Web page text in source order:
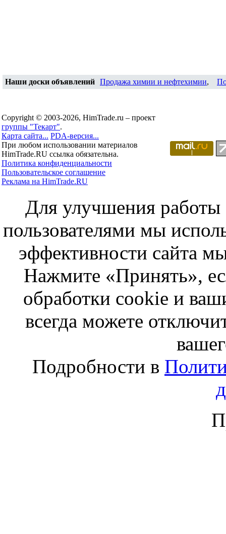
Наши доски объявлений Продажа химии и нефтехимии,
Copyright © 2003-2026, HimTrade.ru – проект
группы "Текарт".
Карта сайта... PDA-версия...
При любом использовании материалов
HimTrade.RU ссылка обязательна.
Политика конфиденциальности
Пользовательское соглашение
Реклама на HimTrade.RU
Для улучшения работы
пользователями мы
эффективности сайта
Нажмите «Принять»,
обработки cookie и
всегда можете
Подробности в